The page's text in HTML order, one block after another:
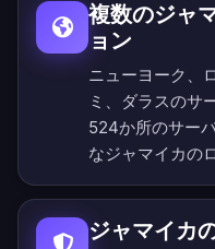
複数のジャ
ョン
ニューヨーク、
ミ、ダラスのサ
524か所のサー
なジャマイカの
ジャマイカ